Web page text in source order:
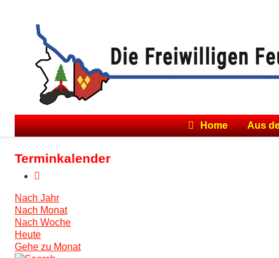
Home Aus
Terminkalender
Nach Jahr
Nach Monat
Nach Woche
Heute
Gehe zu Monat